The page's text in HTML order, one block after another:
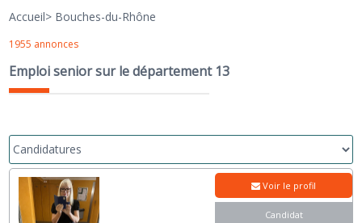
Accueil> Bouches-du-Rhône
1955 annonces
Emploi senior sur le département 13
Voir le profil
Candidat